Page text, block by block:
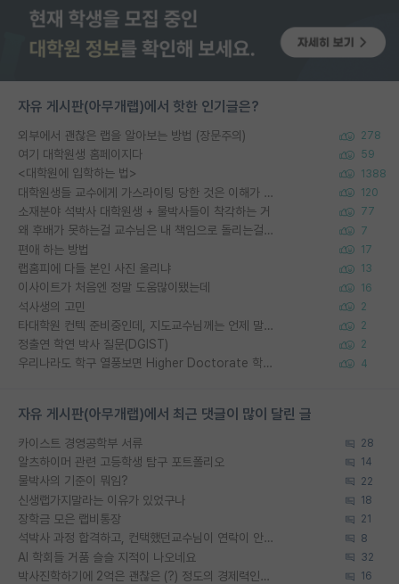
자유 게시판(아무개랩)에서 핫한 인기글은?
외부에서 괜찮은 랩을 알아보는 방법 (장문주의) 278
여기 대학원생 홈페이지다 59
<대학원에 입학하는 법> 1388
대학원생들 교수에게 가스라이팅 당한 것은 이해가 갑니다. 안타깝네요. 120
소재분야 석박사 대학원생 + 물박사들이 착각하는 거 77
왜 후배가 못하는걸 교수님은 내 책임으로 돌리는걸까요? 7
편애 하는 방법 17
랩홈피에 다들 본인 사진 올리냐 13
이사이트가 처음엔 정말 도움많이됐는데 16
석사생의 고민 2
타대학원 컨텍 준비중인데, 지도교수님께는 언제 말씀드려야 할까요? 2
정출연 학연 박사 질문(DGIST) 2
우리나라도 학구 열풍보면 Higher Doctorate 학위가 필요하다고 봅니다. 4
자유 게시판(아무개랩)에서 최근 댓글이 많이 달린 글
카이스트 경영공학부 서류 28
알츠하이머 관련 고등학생 탐구 포트폴리오 14
물박사의 기준이 뭐임? 22
신생랩가지말라는 이유가 있었구나 18
장학금 모은 랩비통장 21
석박사 과정 합격하고, 컨택했던교수님이 연락이 안됩니다... 8
AI 학회들 거품 슬슬 지적이 나오네요 32
박사진학하기에 2억은 괜찮은 (?) 정도의 경제력인가요 16